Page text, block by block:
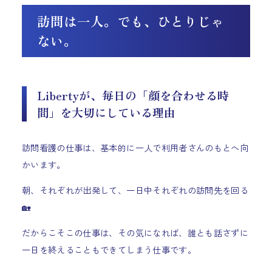
訪問は一人。でも、ひとりじゃ
ない。
Libertyが、毎日の「顔を合わせる時
間」を大切にしている理由
訪問看護の仕事は、基本的に一人で利用者さんのもとへ向
かいます。
朝、それぞれが出発して、一日中それぞれの訪問先を回る
🏡
だからこそこの仕事は、その気になれば、誰とも話さずに
一日を終えることもできてしまう仕事です。